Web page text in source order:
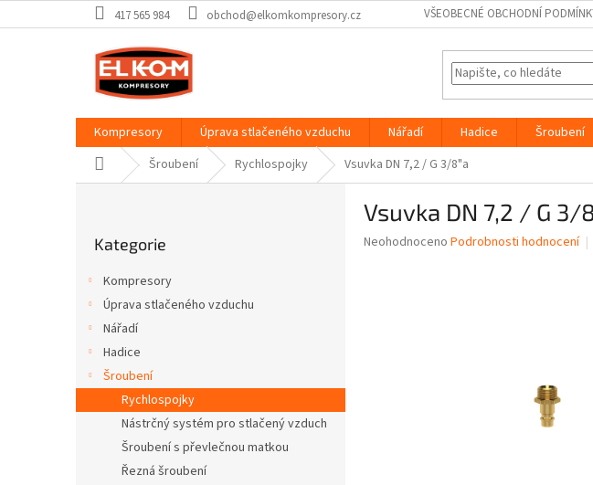
na
417 565 984 obchod@elkomkompresory.cz VŠEOBECNÉ OBCHODNÍ
Kompresory Úprava stlačeného vzduchu Nářadí Hadice Šroubení
Domů Šroubení Rychlospojky Vsuvka DN 7,2 / G 3/8"a
a
n
kategorie
Kategorie
Kompresory
Úprava stlačeného vzduchu
Nářadí
Hadice
Šroubení
Rychlospojky
Nástrčný systém pro stlačený vzduch
Šroubení s převlečnou matkou
Řezná šroubení
Vsuvka DN 7,2 / G 3/
Průměrné
Neohodnoceno Podrobnosti hodnocení